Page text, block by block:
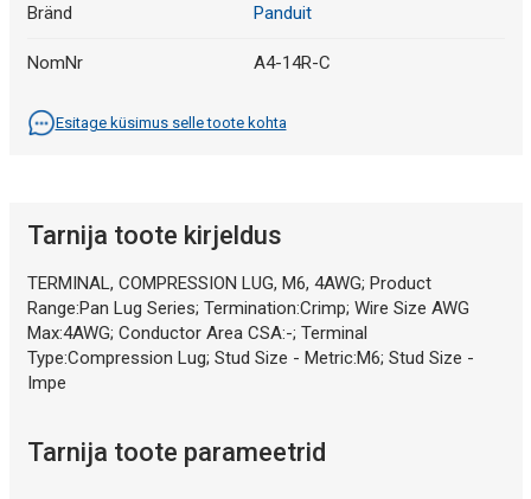
Bränd Panduit
NomNr A4-14R-C
Esitage küsimus selle toote kohta
Tarnija toote kirjeldus
TERMINAL, COMPRESSION LUG, M6, 4AWG; Product
Range:Pan Lug Series; Termination:Crimp; Wire Size AWG
Max:4AWG; Conductor Area CSA:-; Terminal
Type:Compression Lug; Stud Size - Metric:M6; Stud Size -
Impe
Tarnija toote parameetrid